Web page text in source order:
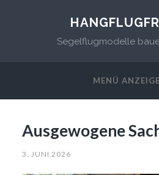
Segelflugmodelle
MENÜ
Ausgewogene
3. JUNI 2026